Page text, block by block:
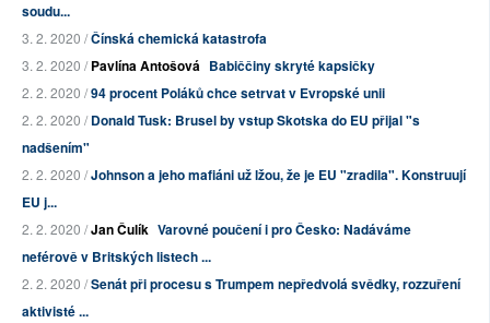
soudu...
3. 2. 2020 /Čínská chemická katastrofa
3. 2. 2020 /Pavlína Antošová Babiččiny skryté kapsičky
2. 2. 2020 /94 procent Poláků chce setrvat v Evropské unii
2. 2. 2020 /Donald Tusk: Brusel by vstup Skotska do EU přijal "s
nadšením"
2. 2. 2020 /Johnson a jeho mafiáni už lžou, že je EU "zradila". Konstruují
EU j...
2. 2. 2020 /Jan Čulík Varovné poučení i pro Česko: Nadáváme
neférově v Britských listech ...
2. 2. 2020 /Senát při procesu s Trumpem nepředvolá svědky, rozzuření
aktivisté ...